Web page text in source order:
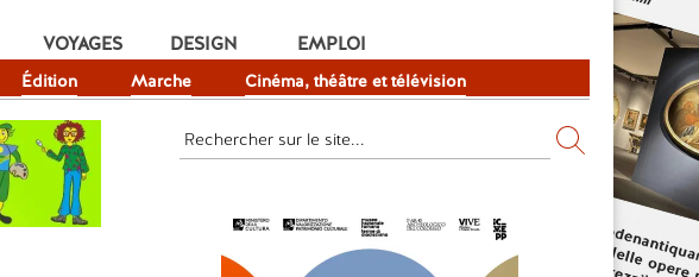
Édition Marche Cinéma, théâtre et télévision
VOYAGES DESIGN EMPLOI